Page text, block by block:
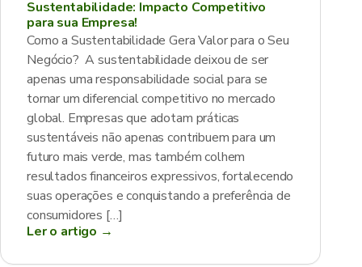
Sustentabilidade: Impacto Competitivo
para sua Empresa!
Como a Sustentabilidade Gera Valor para o Seu
Negócio? A sustentabilidade deixou de ser
apenas uma responsabilidade social para se
tornar um diferencial competitivo no mercado
global. Empresas que adotam práticas
sustentáveis não apenas contribuem para um
futuro mais verde, mas também colhem
resultados financeiros expressivos, fortalecendo
suas operações e conquistando a preferência de
consumidores […]
Ler o artigo →